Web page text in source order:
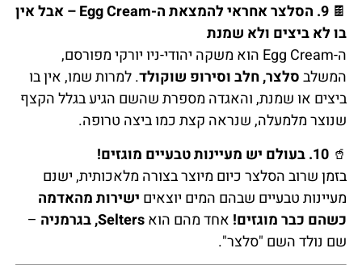
🍫
9. הסלצר אחראי להמצאת ה-Egg Cream – אבל אין
בו לא ביצים ולא שמנת
ה-Egg Cream הוא משקה יהודי-ניו יורקי מפורסם,
המשלבסלצר, חלב וסירופ שוקולד. למרות שמו, אין בו
ביצים או שמנת, והאגדה מספרת שהשם הגיע בגלל הקצף
שנוצר מלמעלה, שנראה קצת כמו ביצה טרופה.
🥤 10. בעולם יש מעיינות טבעיים מוגזים!
בזמן שרוב הסלצר כיום מיוצר בצורה מלאכותית, ישנם
מעיינות טבעיים שבהם המים יוצאים ישירות מהאדמה
כשהם כבר מוגזים! אחד מהם הואSelters, בגרמניה
–
שם נולד השם "סלצר".